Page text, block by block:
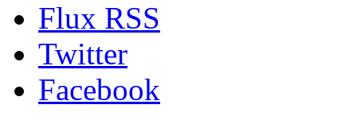
Flux RSS
Twitter
Facebook